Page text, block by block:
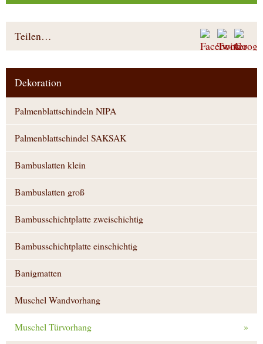
Teilen…
Dekoration
Palmenblattschindeln NIPA
Palmenblattschindel SAKSAK
Bambuslatten klein
Bambuslatten groß
Bambusschichtplatte zweischichtig
Bambusschichtplatte einschichtig
Banigmatten
Muschel Wandvorhang
Muschel Türvorhang »